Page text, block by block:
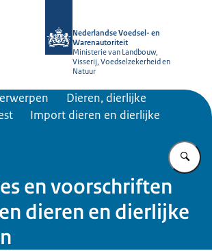
Nederlandse Voedsel- en
Warenautoriteit
Ministerie van Landbouw,
Visserij, Voedselzekerheid en
Natuur
Dieren, dierlijke
Import dieren en dierlijke
en voorschriften
dieren en dierlijke